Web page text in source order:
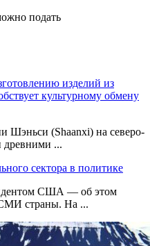
подать
изделий из
культурному обмену
Шэньси (Shaanxi) на северо-
древними ...
сектора в политике
США — об этом
страны. На ...